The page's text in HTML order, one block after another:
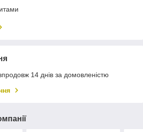
14 днів за домовленістю